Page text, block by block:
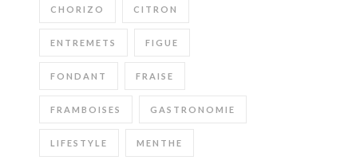
CHORIZO CITRON
ENTREMETS FIGUE
FONDANT FRAISE
FRAMBOISES GASTRONOMIE
LIFESTYLE MENTHE